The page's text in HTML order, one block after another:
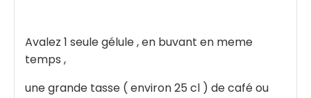
Avalez 1 seule gélule , en buvant en meme
temps ,
une grande tasse ( environ 25 cl ) de café ou